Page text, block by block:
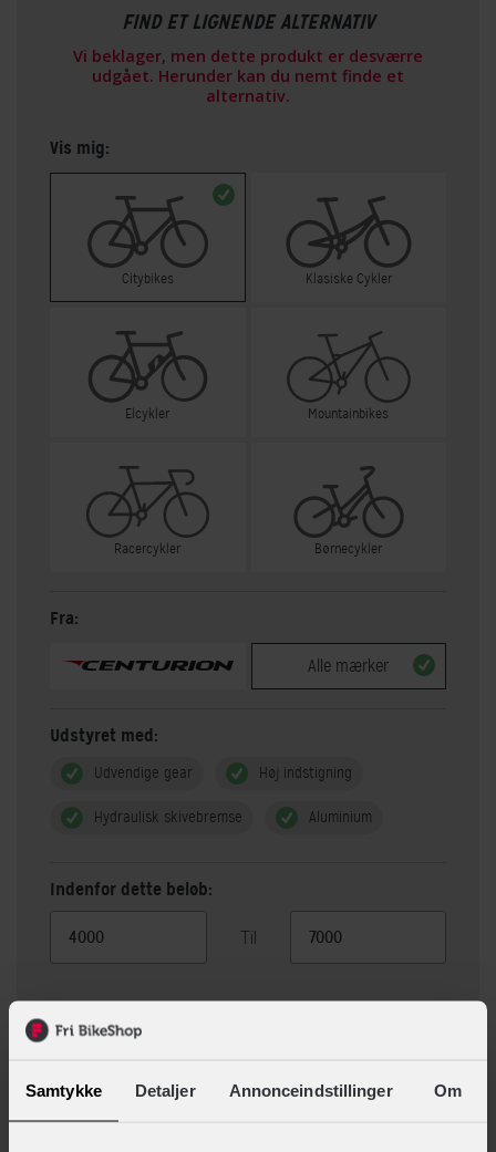
Samtykke Detaljer Annonceindstillinger Om
FIND ET LIGNENDE ALTERNATIV
Vi beklager, men dette produkt er desværre
udgået. Herunder kan du nemt finde et
alternativ.
Vis mig:
Citybikes Klasiske Cykler
Elcykler Mountainbikes
Racercykler Børnecykler
Fra:
Alle mærker
Udstyret med:
Udvendige gear Høj indstigning
Hydraulisk skivebremse Aluminium
Indenfor dette beløb:
Til